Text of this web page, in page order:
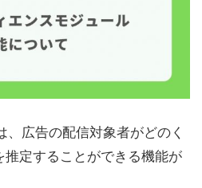
広告の配信対象者がどのく
定することができる機能が